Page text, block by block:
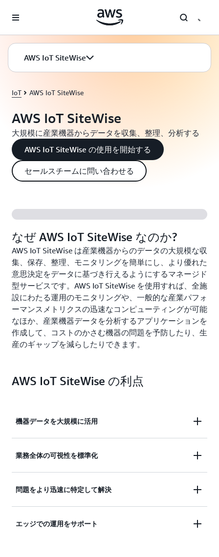
AWS IoT SiteWise
IoT AWS IoT SiteWise
AWS IoT SiteWise
大規模に産業機器からデータを収集、整理、分析する
AWS IoT SiteWise の使用を開始する
セールスチームに問い合わせる
なぜ AWS IoT SiteWise なのか?
AWS IoT SiteWise は産業機器からのデータの大規模な収
集、保存、整理、モニタリングを簡単にし、より優れた
意思決定をデータに基づき行えるようにするマネージド
型サービスです。AWS IoT SiteWise を使用すれば、全施
設にわたる運用のモニタリングや、一般的な産業パフォ
ーマンスメトリクスの迅速なコンピューティングが可能
なほか、産業機器データを分析するアプリケーションを
作成して、コストのかさむ機器の問題を予防したり、生
産のギャップを減らしたりできます。
AWS IoT SiteWise の利点
機器データを大規模に活用
ースからデータを収集、管理、分析します。
業務全体の可視性を標準化
ア、およびマシンレベルでデータを整理および分析
します。
問題をより迅速に特定して解決
ダッシュボード、機器の異常予測のための機械学習
エッジでの運用をサポート